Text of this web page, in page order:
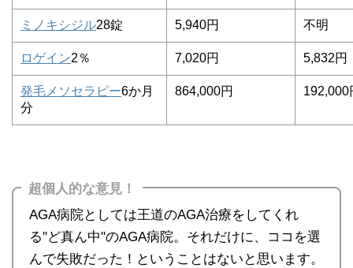
ミノキシジル28錠 5,940円 不明
ロゲイン2％ 7,020円 5,832円
発毛メソセラピー6か月
分
864,000円 192,000
超個人的な意見！
AGA病院としては王道のAGA治療をしてくれ
る"ど真ん中"のAGA病院。それだけに、ココを選
んで失敗だった！ということはないと思います。